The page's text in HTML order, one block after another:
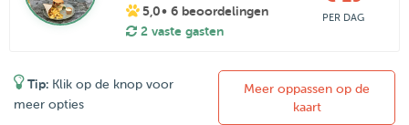
5,0• 6 beoordelingen
2 vaste gasten
PER DAG
Tip: Klik op de knop voor
meer opties
Meer oppassen op de
kaart